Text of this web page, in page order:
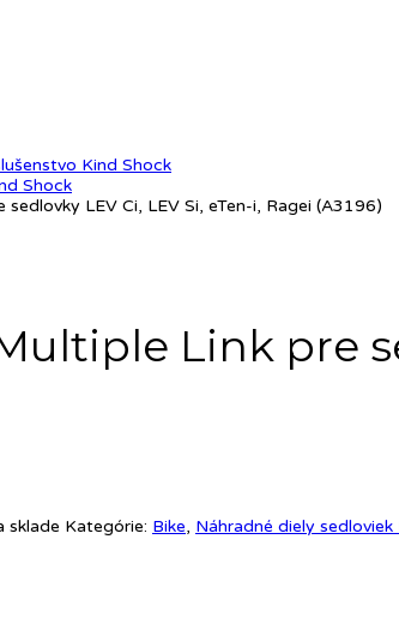
Kind Shock
Shock
LEV Ci, LEV Si, eTen-i, Ragei (A3196)
Link pre
sklade Kategórie: Bike, Náhradné diely sedloviek